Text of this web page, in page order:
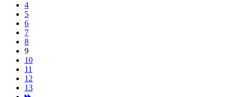
4
5
6
7
8
9
10
11
12
13